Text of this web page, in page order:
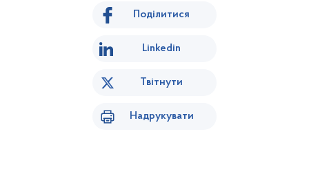
Поділитися
Linkedin
Твітнути
Надрукувати